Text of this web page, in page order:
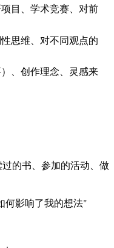
目、学术竞赛、对前
思维、对不同观点的
、创作理念、灵感来
的书、参加的活动、做
何影响了我的想法"